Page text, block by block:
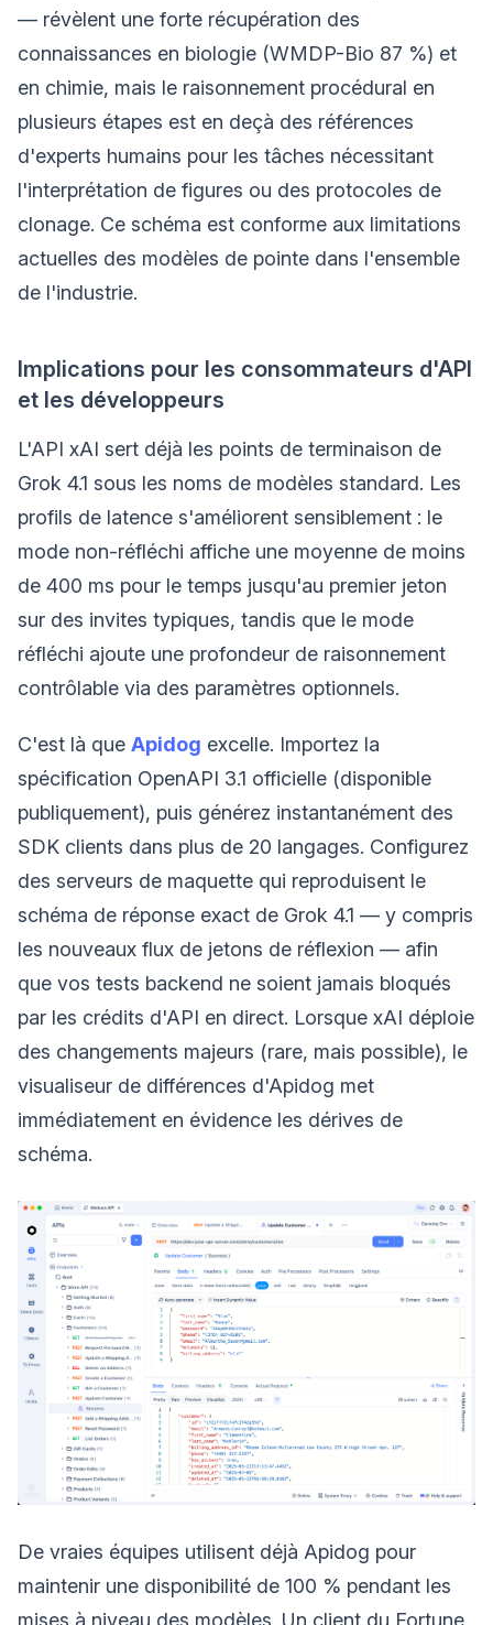
— révèlent une forte récupération des
connaissances en biologie (WMDP-Bio 87 %) et
en chimie, mais le raisonnement procédural en
plusieurs étapes est en deçà des références
d'experts humains pour les tâches nécessitant
l'interprétation de figures ou des protocoles de
clonage. Ce schéma est conforme aux limitations
actuelles des modèles de pointe dans l'ensemble
de l'industrie.
Implications pour les consommateurs d'API
et les développeurs
L'API xAI sert déjà les points de terminaison de
Grok 4.1 sous les noms de modèles standard. Les
profils de latence s'améliorent sensiblement : le
mode non-réfléchi affiche une moyenne de moins
de 400 ms pour le temps jusqu'au premier jeton
sur des invites typiques, tandis que le mode
réfléchi ajoute une profondeur de raisonnement
contrôlable via des paramètres optionnels.
C'est là que Apidog excelle. Importez la
spécification OpenAPI 3.1 officielle (disponible
publiquement), puis générez instantanément des
SDK clients dans plus de 20 langages. Configurez
des serveurs de maquette qui reproduisent le
schéma de réponse exact de Grok 4.1 — y compris
les nouveaux flux de jetons de réflexion — afin
que vos tests backend ne soient jamais bloqués
par les crédits d'API en direct. Lorsque xAI déploie
des changements majeurs (rare, mais possible), le
visualiseur de différences d'Apidog met
immédiatement en évidence les dérives de
schéma.
De vraies équipes utilisent déjà Apidog pour
maintenir une disponibilité de 100 % pendant les
mises à niveau des modèles. Un client du Fortune